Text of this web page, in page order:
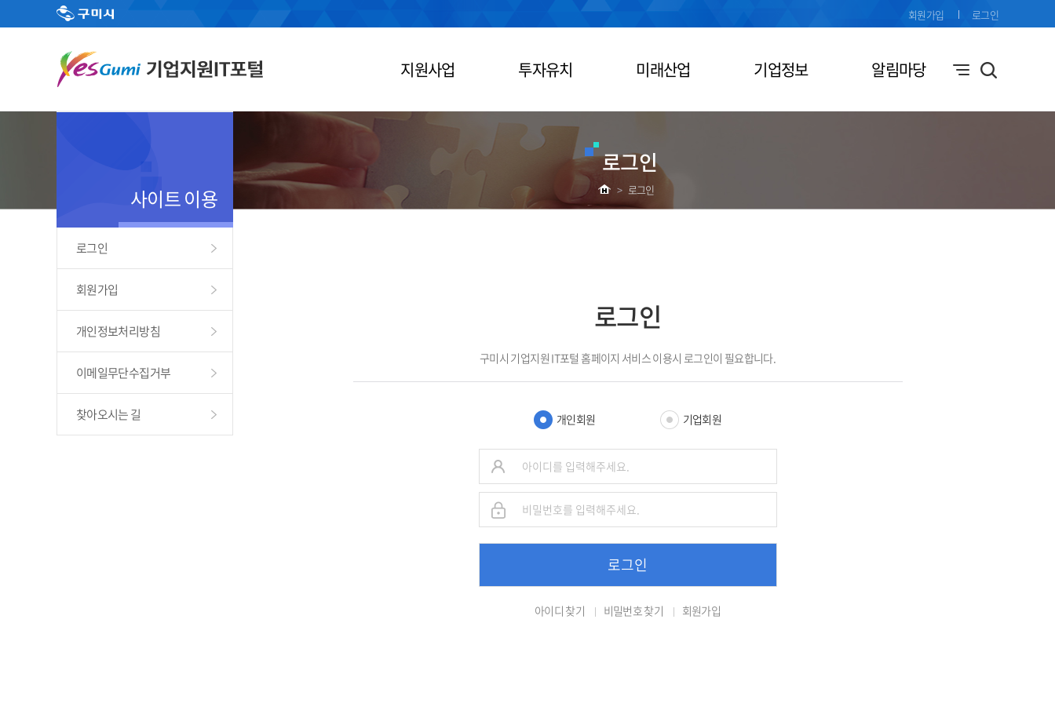
지원사업 투자유치 미래산업 기업정보 알림마당
회원가입 로그인
로그인
> 로그인
사이트 이용
로그인
회원가입
개인정보처리방침
이메일무단수집거부
찾아오시는 길
로그인
구미시 기업지원 IT포털 홈페이지 서비스 이용시 로그인이 필요합니다.
개인회원 기업회원
로그인
아이디 찾기 비밀번호 찾기 회원가입